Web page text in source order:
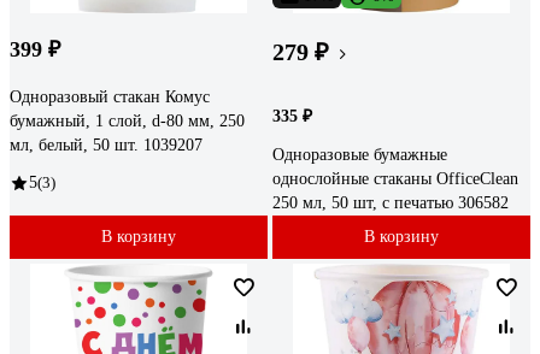
399 ₽
Одноразовый стакан Комус
бумажный, 1 слой, d-80 мм, 250
мл, белый, 50 шт. 1039207
5(3)
В корзину
279 ₽
335 ₽
Одноразовые бумажные
однослойные стаканы OfficeClean
250 мл, 50 шт, с печатью 306582
В корзину